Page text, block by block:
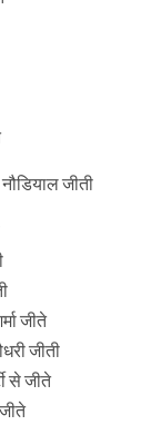
जीती
जीते
जीती
से जीते